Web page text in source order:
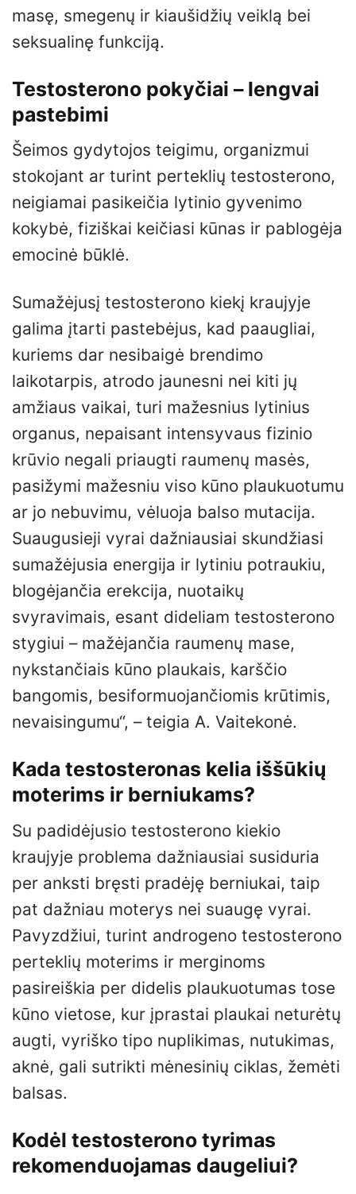
masę, smegenų ir kiaušidžių veiklą bei
seksualinę funkciją.
Testosterono pokyčiai – lengvai
pastebimi
Šeimos gydytojos teigimu, organizmui
stokojant ar turint perteklių testosterono,
neigiamai pasikeičia lytinio gyvenimo
kokybė, fiziškai keičiasi kūnas ir pablogėja
emocinė būklė.
Sumažėjusį testosterono kiekį kraujyje
galima įtarti pastebėjus, kad paaugliai,
kuriems dar nesibaigė brendimo
laikotarpis, atrodo jaunesni nei kiti jų
amžiaus vaikai, turi mažesnius lytinius
organus, nepaisant intensyvaus fizinio
krūvio negali priaugti raumenų masės,
pasižymi mažesniu viso kūno plaukuotumu
ar jo nebuvimu, vėluoja balso mutacija.
Suaugusieji vyrai dažniausiai skundžiasi
sumažėjusia energija ir lytiniu potraukiu,
blogėjančia erekcija, nuotaikų
svyravimais, esant dideliam testosterono
stygiui – mažėjančia raumenų mase,
nykstančiais kūno plaukais, karščio
bangomis, besiformuojančiomis krūtimis,
nevaisingumu“, – teigia A. Vaitekonė.
Kada testosteronas kelia iššūkių
moterims ir berniukams?
Su padidėjusio testosterono kiekio
kraujyje problema dažniausiai susiduria
per anksti bręsti pradėję berniukai, taip
pat dažniau moterys nei suaugę vyrai.
Pavyzdžiui, turint androgeno testosterono
perteklių moterims ir merginoms
pasireiškia per didelis plaukuotumas tose
kūno vietose, kur įprastai plaukai neturėtų
augti, vyriško tipo nuplikimas, nutukimas,
aknė, gali sutrikti mėnesinių ciklas, žemėti
balsas.
Kodėl testosterono tyrimas
rekomenduojamas daugeliui?